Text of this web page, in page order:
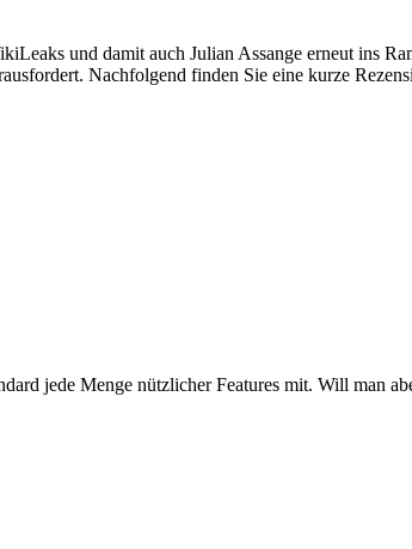
und damit auch Julian Assange erneut ins
Nachfolgend finden Sie eine kurze
jede Menge nützlicher Features mit. Will man